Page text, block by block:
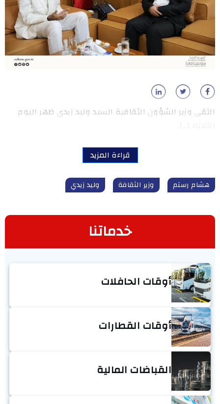
التقى وزير الشؤون الثقافية السيد وليد زيدي ظهر اليوم
قراءة المزيد
هشام رستم وزير الثقافة وليد زيدي
خدماتنا
أوقات الحافلات
أوقات القطارات
القباضات المالية